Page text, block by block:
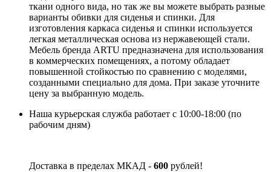
ткани одного вида, но так же вы можете выбрать разные
варианты обивки для сиденья и спинки. Для
изготовления каркаса сиденья и спинки используется
легкая металлическая основа из нержавеющей стали.
Мебель бренда ARTU предназначена для использования
в коммерческих помещениях, а потому обладает
повышенной стойкостью по сравнению с моделями,
созданными специально для дома. При заказе уточните
цену за выбранную модель.
Наша курьерская служба работает с 10:00-18:00 (по
рабочим дням)
Доставка в пределах МКАД - 600 рублей!